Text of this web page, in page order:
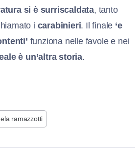
si è surriscaldata, tanto
i carabinieri. Il finale ‘e
funziona nelle favole e nei
è un’altra storia.
ramazzotti